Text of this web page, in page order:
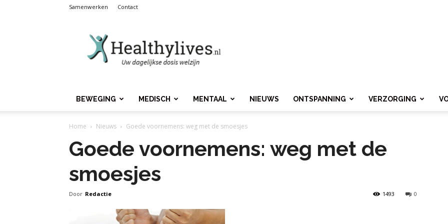
Samenwerken Contact
BEWEGING MEDISCH MENTAAL NIEUWS ONTSPANNING VERZORGING
Home Nieuws Goede voornemens: weg met de smoesjes
Goede voornemens: weg met de
smoesjes
Door Redactie 0
1493